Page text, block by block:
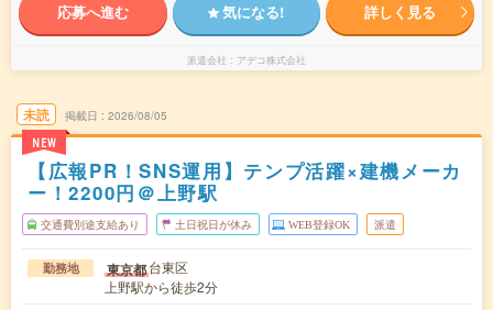
応募へ進む 気になる! 詳しく見る
派遣会社 アデコ株式会社
未読
NEW
掲載日 2026/08/05
【広報PR！SNS運用】テンプ活躍×建機メーカ
ー！2200円＠上野駅
交通費別途支給あり 土日祝日が休み WEB登録OK 派遣
勤務地 東京都台東区
上野駅から徒歩2分